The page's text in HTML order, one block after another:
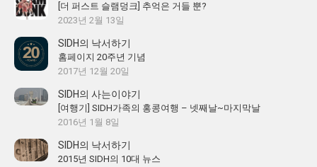
[더 퍼스트 슬램덩크] 추억은 거들 뿐?
2023년 2월 13일
SIDH의 낙서하기
홈페이지 20주년 기념
2017년 12월 20일
SIDH의 사는이야기
[여행기] SIDH가족의 홍콩여행 – 넷째날~마지막날
2016년 1월 8일
SIDH의 낙서하기
2015년 SIDH의 10대 뉴스